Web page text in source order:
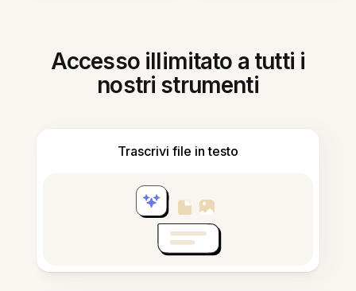
Accesso illimitato a tutti i
nostri strumenti
Trascrivi file in testo